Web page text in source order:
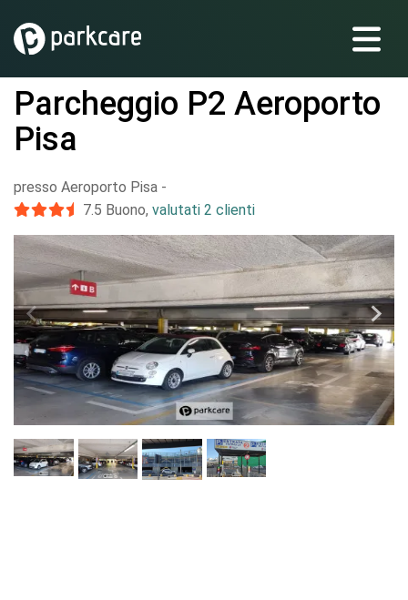
Parcheggio P2 Aeroporto
Pisa
presso Aeroporto Pisa -
7.5 Buono, valutati 2 clienti